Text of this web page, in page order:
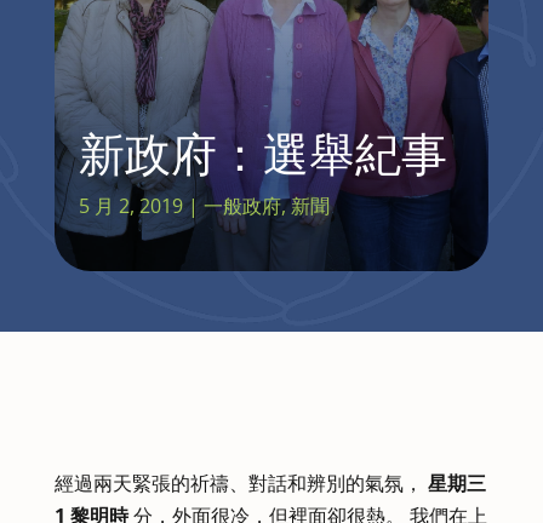
新政府：選舉紀事
5 月 2, 2019|一般政府,新聞
經過兩天緊張的祈禱、對話和辨別的氣氛， 星期三
1 黎明時分，外面很冷，但裡面卻很熱。 我們在上